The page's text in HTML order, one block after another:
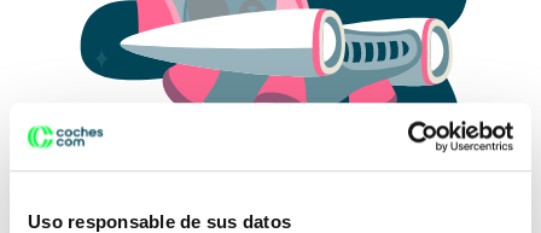
Uso responsable de sus datos